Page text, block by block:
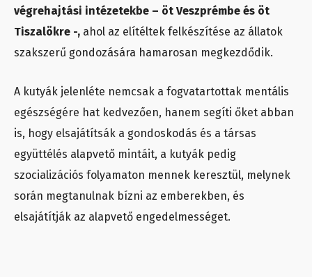
végrehajtási intézetekbe – öt Veszprémbe és öt
Tiszalökre -, ahol az elítéltek felkészítése az állatok
szakszerű gondozására hamarosan megkezdődik.
A kutyák jelenléte nemcsak a fogvatartottak mentális
egészségére hat kedvezően, hanem segíti őket abban
is, hogy elsajátítsák a gondoskodás és a társas
együttélés alapvető mintáit, a kutyák pedig
szocializációs folyamaton mennek keresztül, melynek
során megtanulnak bízni az emberekben, és
elsajátítják az alapvető engedelmességet.